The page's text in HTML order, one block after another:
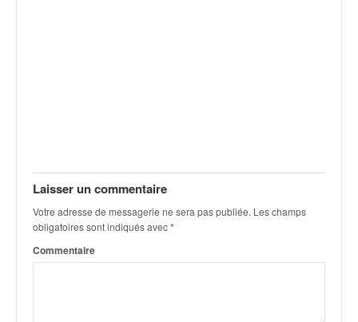
Laisser un commentaire
Votre adresse de messagerie ne sera pas publiée. Les champs
obligatoires sont indiqués avec*
Commentaire